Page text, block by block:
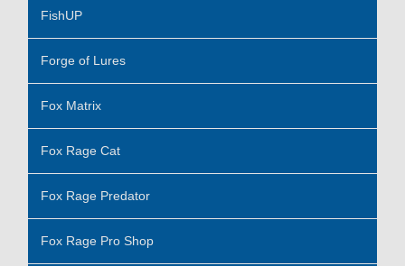
FishUP
Forge of Lures
Fox Matrix
Fox Rage Cat
Fox Rage Predator
Fox Rage Pro Shop